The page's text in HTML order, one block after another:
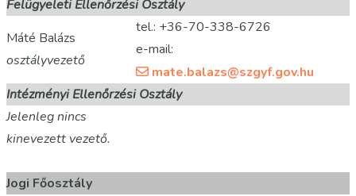
FelügyeletiEllenőrzési Osztály
Máté Balázs
osztályvezető
tel.: +36-70-338-6726
e-mail:
mate.balazs@szgyf.gov.hu
IntézményiEllenőrzési Osztály
Jelenleg nincs
kinevezett vezető.
Jogi Főosztály